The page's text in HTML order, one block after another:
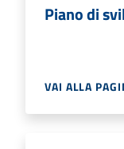
Piano di
VAI ALLA